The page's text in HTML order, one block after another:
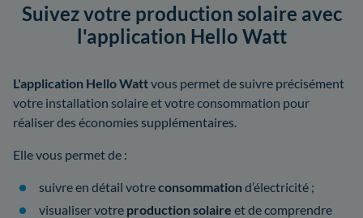
Suivez votre production solaire avec
l'application Hello Watt
L'application Hello Wattvous permet de suivre précisément
votre installation solaire et votre consommation pour
réaliser des économies supplémentaires.
Elle vous permet de :
suivre en détail votreconsommation d’électricité ;
visualiser votre production solaire et de comprendre